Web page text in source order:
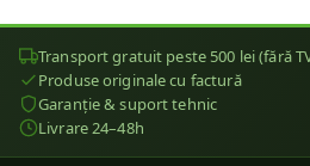
Transport gratuit peste 500 lei (fără
Produse originale cu factură
Garanție & suport tehnic
Livrare 24–48h